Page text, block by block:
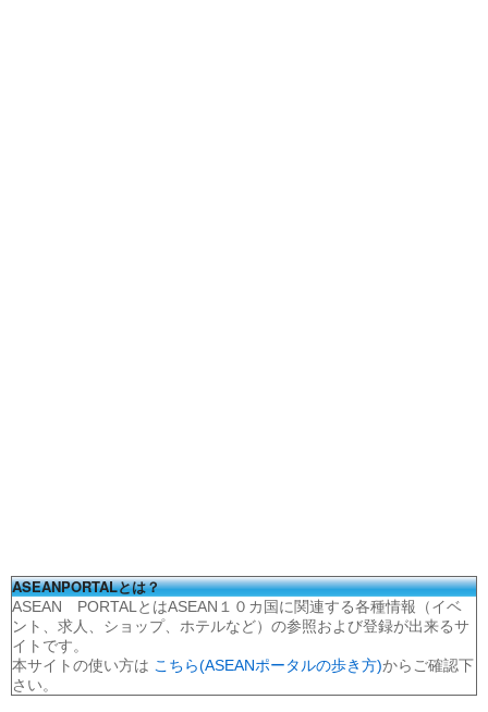
ASEANPORTALとは？
ASEAN PORTALとはASEAN１０カ国に関連する各種情報（イベ
ント、求人、ショップ、ホテルなど）の参照および登録が出来るサ
イトです。
本サイトの使い方は こちら(ASEANポータルの歩き方)からご確認下
さい。